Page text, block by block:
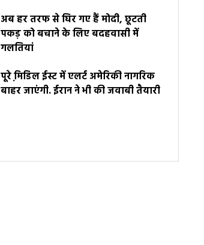
अब हर तरफ से घिर गए हैं मोदी, छूटती
पकड़ को बचाने के लिए बदहवासी में
गलतियां
पूरे मि़डिल ईस्ट में एलर्ट अमेरिकी नागरिक
बाहर जाएंगी. ईरान ने भी की जवाबी तैयारी